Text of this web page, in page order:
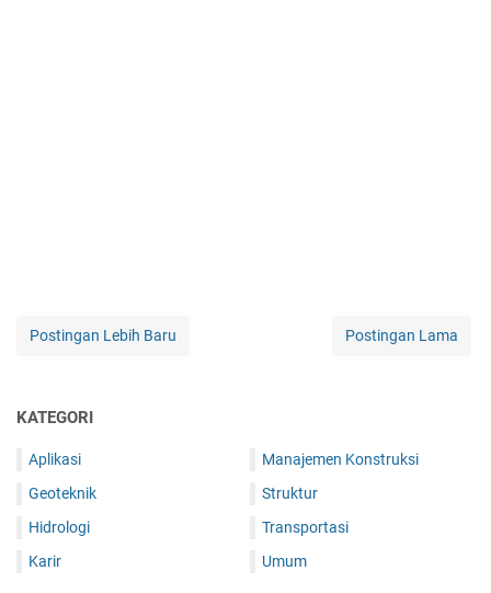
Postingan Lebih Baru Postingan Lama
KATEGORI
Aplikasi
Geoteknik
Hidrologi
Karir
Manajemen Konstruksi
Struktur
Transportasi
Umum